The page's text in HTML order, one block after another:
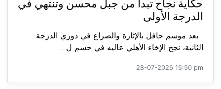
الدرجة الأولى
بعد موسم حافل بالإثارة والصراع في دوري الدرجة
الثانية، نجح الإخاء الأهلي عاليه في حسم ل...
28-07-2026 15:50 pm